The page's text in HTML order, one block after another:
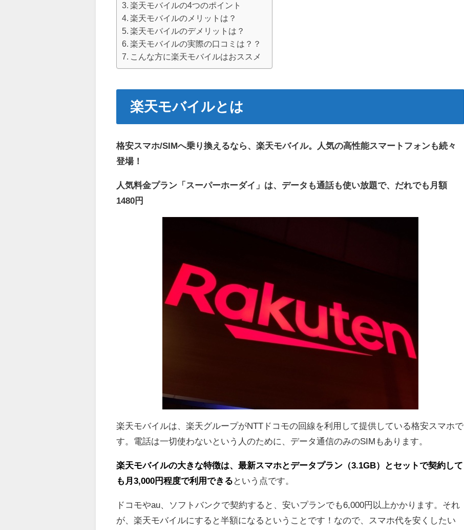
楽天モバイルの4つのポイント
楽天モバイルのメリットは？
楽天モバイルのデメリットは？
楽天モバイルの実際の口コミは？？
こんな方に楽天モバイルはおススメ
楽天モバイルとは
格安スマホ/SIMへ乗り換えるなら、楽天モバイル。人気の高性能スマートフォンも続々
登場！
人気料金プラン「スーパーホーダイ」は、データも通話も使い放題で、だれでも月額
1480円
楽天モバイルは、楽天グループがNTTドコモの回線を利用して提供している格安スマホで
す。電話は一切使わないという人のために、データ通信のみのSIMもあります。
楽天モバイルの大きな特徴は、最新スマホとデータプラン（3.1GB）とセットで契約して
も月3,000円程度で利用できる という点です。
ドコモやau、ソフトバンクで契約すると、安いプランでも6,000円以上かかります。それ
が、楽天モバイルにすると半額になるということです！なので、スマホ代を安くしたい